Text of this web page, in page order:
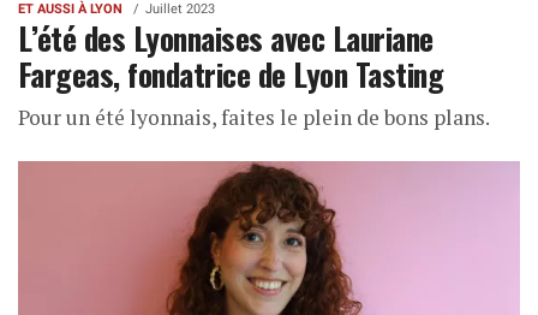
ET AUSSI À LYON Juillet 2023
L’été des Lyonnaises avec Lauriane
Fargeas, fondatrice de Lyon Tasting
Pour un été lyonnais, faites le plein de bons plans.